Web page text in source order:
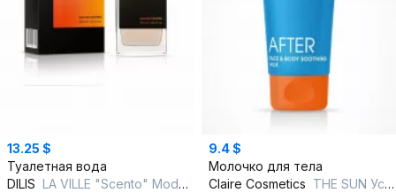
13.25 $
Туалетная вода
DILIS LA VILLE "Scento" Modern
9.4 $
Молочко для тела
Claire Cosmetics THE SUN Успокаивающее молочко для лица и тела